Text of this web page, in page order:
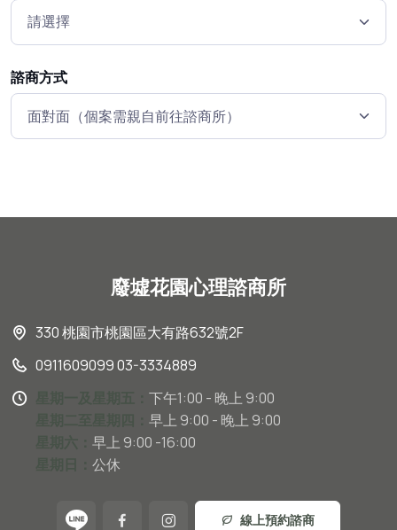
諮商方式
廢墟花園心理諮商所
330 桃園市桃園區大有路632號2F
0911609099 03-3334889
下午1:00 - 晚上 9:00
早上 9:00 - 晚上 9:00
早上 9:00 -16:00
公休
線上預約諮商